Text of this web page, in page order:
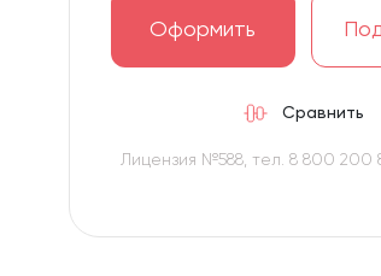
Оформить
Сравнить
Лицензия №588, тел. 8 800 200